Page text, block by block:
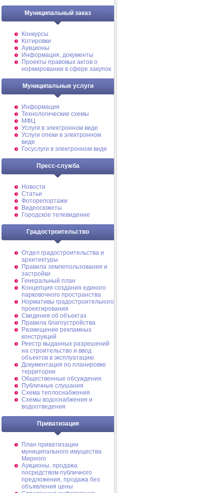
Муниципальный заказ
Конкурсы
Котировки
Аукционы
Информация, документы
Проекты правовых актов о
нормировании в сфере закупок
Муниципальные услуги
Информация
Технологические схемы
МФЦ
Услуги в электронном виде
Услуги опеки в электронном
виде
Госуслуги в электронном виде
Пресс-служба
Новости
Статьи
Фоторепортажи
Видеосюжеты
Городское телевидение
Градостроительство
Отдел градостроительства и
архитектуры
Правила землепользования и
застройки
Генеральный план
Концепция создания единого
парковочного пространства
Нормативы градостроительного
проектирования
Сведения об объектах
Правила благоустройства
Размещение рекламных
конструкций
Реестр выданных разрешений
на строительство и ввод
объектов в эксплуатацию
Документация по планировке
территории
Общественные обсуждения
Публичные слушания
Схема теплоснабжения
Схемы водоснабжения и
водоотведения
Приватизация
План приватизации
муниципального имущества
Мирного
Аукционы, продажа
посредством публичного
предложения, продажа без
объявления цены